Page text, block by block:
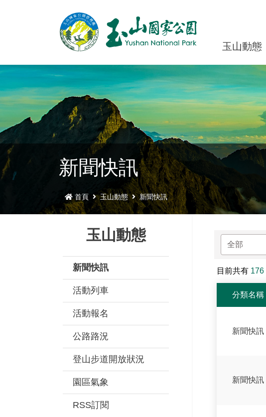
玉山動態
新聞快訊
首頁 玉山動態 新聞快訊
玉山動態
新聞快訊
活動列車
活動報名
公路路況
登山步道開放狀況
園區氣象
RSS訂閱
目前共有 176
分類名稱
新聞快訊
新聞快訊